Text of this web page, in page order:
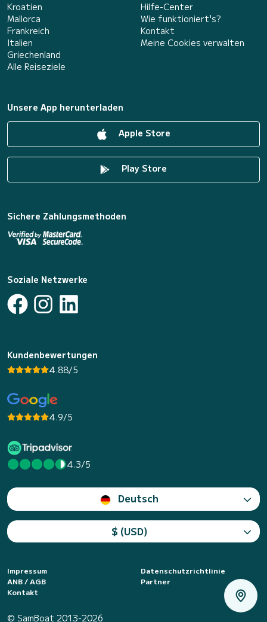
Kroatien
Mallorca
Frankreich
Italien
Griechenland
Alle Reiseziele
Hilfe-Center
Wie funktioniert's?
Kontakt
Meine Cookies verwalten
Unsere App herunterladen
Apple Store
Play Store
Sichere Zahlungsmethoden
Soziale Netzwerke
Kundenbewertungen
4.88/5
4.9/5
4.3/5
Deutsch
$ (USD)
Impressum
Datenschutzrichtlinie
ANB / AGB
Partner
Kontakt
© SamBoat 2013-2026